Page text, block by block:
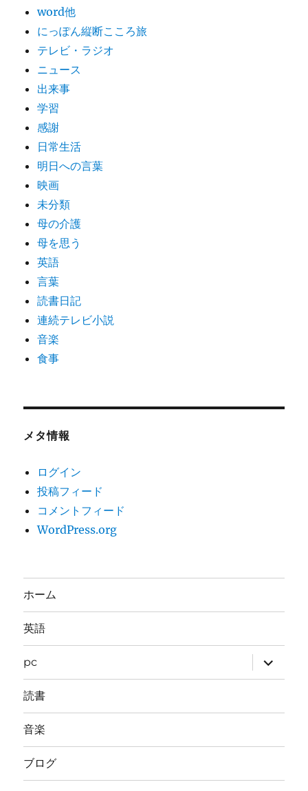
word他
にっぽん縦断こころ旅
テレビ・ラジオ
ニュース
出来事
学習
感謝
日常生活
明日への言葉
映画
未分類
母の介護
母を思う
英語
言葉
読書日記
連続テレビ小説
音楽
食事
メタ情報
ログイン
投稿フィード
コメントフィード
WordPress.org
ホーム
英語
pc
サ
ブ
メ
ー
開
読書
音楽
ブログ